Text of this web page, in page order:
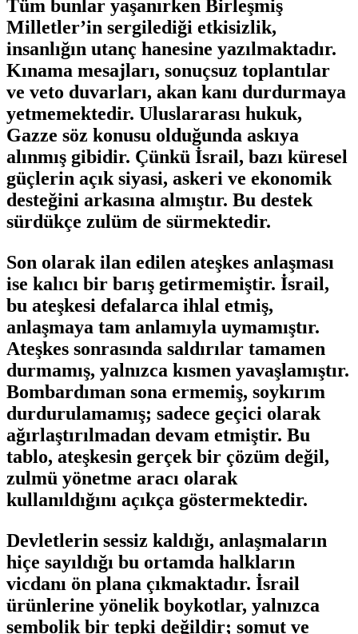
Tüm bunlar yaşanırken Birleşmiş
Milletler’in sergilediği etkisizlik,
insanlığın utanç hanesine yazılmaktadır.
Kınama mesajları, sonuçsuz toplantılar
ve veto duvarları, akan kanı durdurmaya
yetmemektedir. Uluslararası hukuk,
Gazze söz konusu olduğunda askıya
alınmış gibidir. Çünkü İsrail, bazı küresel
güçlerin açık siyasi, askeri ve ekonomik
desteğini arkasına almıştır. Bu destek
sürdükçe zulüm de sürmektedir.
Son olarak ilan edilen ateşkes anlaşması
ise kalıcı bir barış getirmemiştir. İsrail,
bu ateşkesi defalarca ihlal etmiş,
anlaşmaya tam anlamıyla uymamıştır.
Ateşkes sonrasında saldırılar tamamen
durmamış, yalnızca kısmen yavaşlamıştır.
Bombardıman sona ermemiş, soykırım
durdurulamamış; sadece geçici olarak
ağırlaştırılmadan devam etmiştir. Bu
tablo, ateşkesin gerçek bir çözüm değil,
zulmü yönetme aracı olarak
kullanıldığını açıkça göstermektedir.
Devletlerin sessiz kaldığı, anlaşmaların
hiçe sayıldığı bu ortamda halkların
vicdanı ön plana çıkmaktadır. İsrail
ürünlerine yönelik boykotlar, yalnızca
sembolik bir tepki değildir; somut ve